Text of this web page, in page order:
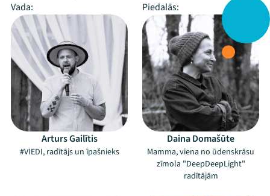
Vada:
Piedalās:
Arturs Gailītis
#VIEDI, radītājs un īpašnieks
Daina Domašūte
Mamma, viena no ūdenskrāsu
zīmola "DeepDeepLight"
radītājām